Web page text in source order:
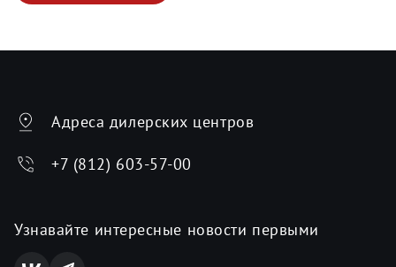
Адреса дилерских центров
+7 (812) 603-57-00
Узнавайте интересные новости первыми